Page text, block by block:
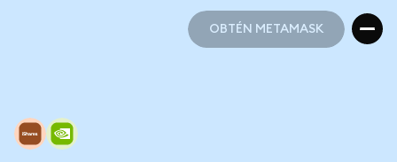
OBTÉN METAMASK